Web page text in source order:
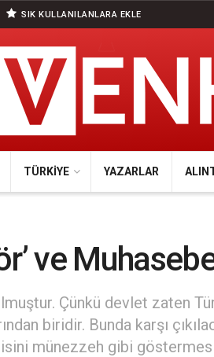
SIK KULLANILANLARA EKLE
TÜRKIYE YAZARLAR
ve
Çünkü devlet zaten
biridir. Bunda karşı
münezzeh gibi